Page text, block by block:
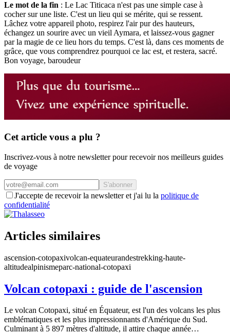
Le mot de la fin : Le Lac Titicaca n'est pas une simple case à
cocher sur une liste. C'est un lieu qui se mérite, qui se ressent.
Lâchez votre appareil photo, respirez l'air pur des hauteurs,
échangez un sourire avec un vieil Aymara, et laissez-vous gagner
par la magie de ce lieu hors du temps. C'est là, dans ces moments de
grâce, que vous comprendrez pourquoi ce lac est, et restera, sacré.
Bon voyage, baroudeur
Cet article vous a plu ?
Inscrivez-vous à notre newsletter pour recevoir nos meilleurs guides
de voyage
S'abonner
J'accepte de recevoir la newsletter et j'ai lu la politique de
confidentialité
Articles similaires
ascension-cotopaxivolcan-equateurandestrekking-haute-
altitudealpinismeparc-national-cotopaxi
Volcan cotopaxi : guide de l'ascension
Le volcan Cotopaxi, situé en Équateur, est l'un des volcans les plus
emblématiques et les plus impressionnants d'Amérique du Sud.
Culminant à 5 897 mètres d'altitude, il attire chaque année…